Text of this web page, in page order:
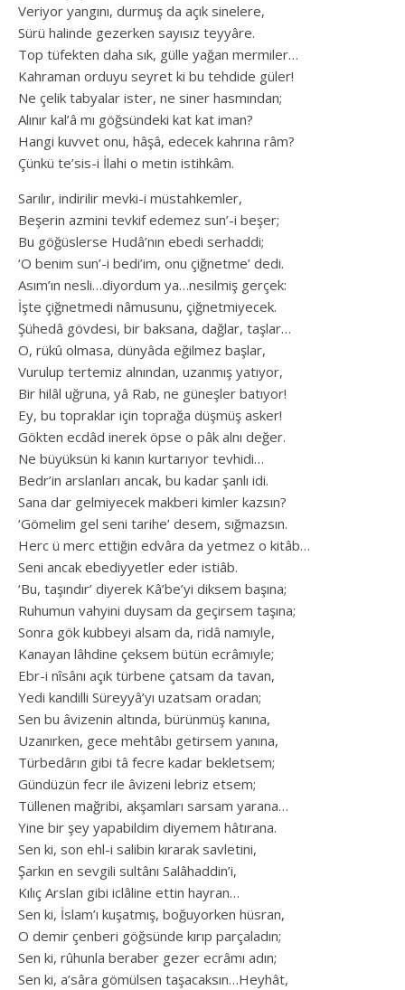
Veriyor yangını, durmuş da açık sinelere,
Sürü halinde gezerken sayısız teyyâre.
Top tüfekten daha sık, gülle yağan mermiler…
Kahraman orduyu seyret ki bu tehdide güler!
Ne çelik tabyalar ister, ne siner hasmından;
Alınır kal’â mı göğsündeki kat kat iman?
Hangi kuvvet onu, hâşâ, edecek kahrına râm?
Çünkü te’sis-i İlahi o metin istihkâm.
Sarılır, indirilir mevki-i müstahkemler,
Beşerin azmini tevkif edemez sun’-i beşer;
Bu göğüslerse Hudâ’nın ebedi serhaddi;
‘O benim sun’-i bedi’im, onu çiğnetme’ dedi.
Asım’ın nesli…diyordum ya…nesilmiş gerçek:
İşte çiğnetmedi nâmusunu, çiğnetmiyecek.
Şühedâ gövdesi, bir baksana, dağlar, taşlar…
O, rükû olmasa, dünyâda eğilmez başlar,
Vurulup tertemiz alnından, uzanmış yatıyor,
Bir hilâl uğruna, yâ Rab, ne güneşler batıyor!
Ey, bu topraklar için toprağa düşmüş asker!
Gökten ecdâd inerek öpse o pâk alnı değer.
Ne büyüksün ki kanın kurtarıyor tevhidi…
Bedr’in arslanları ancak, bu kadar şanlı idi.
Sana dar gelmiyecek makberi kimler kazsın?
‘Gömelim gel seni tarihe’ desem, sığmazsın.
Herc ü merc ettiğin edvâra da yetmez o kitâb…
Seni ancak ebediyyetler eder istiâb.
‘Bu, taşındır’ diyerek Kâ’be’yi diksem başına;
Ruhumun vahyini duysam da geçirsem taşına;
Sonra gök kubbeyi alsam da, ridâ namıyle,
Kanayan lâhdine çeksem bütün ecrâmıyle;
Ebr-i nîsânı açık türbene çatsam da tavan,
Yedi kandilli Süreyyâ’yı uzatsam oradan;
Sen bu âvizenin altında, bürünmüş kanına,
Uzanırken, gece mehtâbı getirsem yanına,
Türbedârın gibi tâ fecre kadar bekletsem;
Gündüzün fecr ile âvizeni lebriz etsem;
Tüllenen mağribi, akşamları sarsam yarana…
Yine bir şey yapabildim diyemem hâtırana.
Sen ki, son ehl-i salibin kırarak savletini,
Şarkın en sevgili sultânı Salâhaddin’i,
Kılıç Arslan gibi iclâline ettin hayran…
Sen ki, İslam’ı kuşatmış, boğuyorken hüsran,
O demir çenberi göğsünde kırıp parçaladın;
Sen ki, rûhunla beraber gezer ecrâmı adın;
Sen ki, a’sâra gömülsen taşacaksın…Heyhât,